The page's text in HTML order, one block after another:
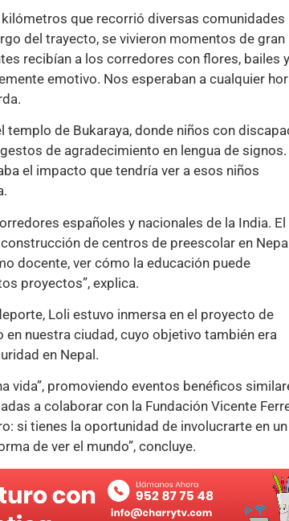
que recorrió diversas comunidades
del trayecto, se vivieron momentos de gran
recibían a los corredores con flores, bailes y
emotivo. Nos esperaban a cualquier
de Bukaraya, donde niños con
de agradecimiento en lengua de signos.
el impacto que tendría ver a esos niños
españoles y nacionales de la India. El
de centros de preescolar en
docente, ver cómo la educación puede
proyectos”, explica.
Loli estuvo inmersa en el proyecto de
en nuestra ciudad, cuyo objetivo también era
en Nepal.
vida”, promoviendo eventos benéficos
a colaborar con la Fundación Vicente
si tienes la oportunidad de involucrarte en un
de ver el mundo”, concluye.